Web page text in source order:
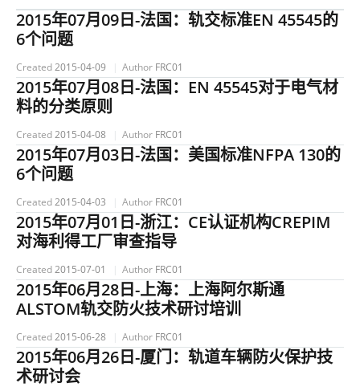
2015年07月09日-法国：轨交标准EN 45545的
6个问题
Created2015-04-09 Author FRC01
2015年07月08日-法国：EN 45545对于电气材
料的分类原则
Created2015-04-08 Author FRC01
2015年07月03日-法国：美国标准NFPA 130的
6个问题
Created2015-04-03 Author FRC01
2015年07月01日-浙江：CE认证机构CREPIM
对海利得工厂审查指导
Created2015-07-01 Author FRC01
2015年06月28日-上海：上海阿尔斯通
ALSTOM轨交防火技术研讨培训
Created2015-06-28 Author FRC01
2015年06月26日-厦门：轨道车辆防火保护技
术研讨会